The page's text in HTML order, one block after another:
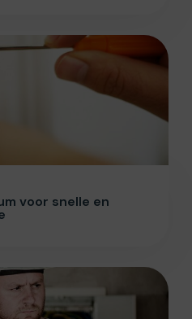
voor snelle en